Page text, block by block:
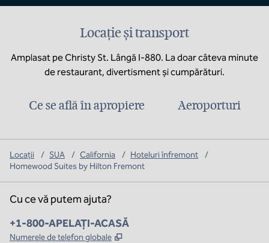
Locație și transport
Amplasat pe Christy St. Lângă I-880. La doar câteva minute
de restaurant, divertisment și cumpărături.
Ce se află în apropiere Aeroporturi
Locații / SUA / California / Hoteluri înfremont
/
Homewood Suites by Hilton Fremont
Cu ce vă putem ajuta?
Telefon:
+1-800-APELAȚI-ACASĂ
Numerele de telefon globale ,